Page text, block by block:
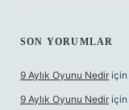
SON YORUMLAR
9 Aylık Oyunu Nedir için
9 Aylık Oyunu Nedir için